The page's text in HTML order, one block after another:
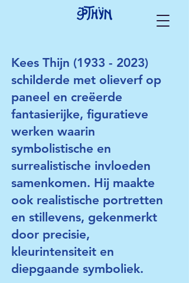
Kees Thijn (1933 - 2023)
schilderde met olieverf op
paneel en creëerde
fantasierijke, figuratieve
werken waarin
symbolistische en
surrealistische invloeden
samenkomen. Hij maakte
ook realistische portretten
en stillevens, gekenmerkt
door precisie,
kleurintensiteit en
diepgaande symboliek.